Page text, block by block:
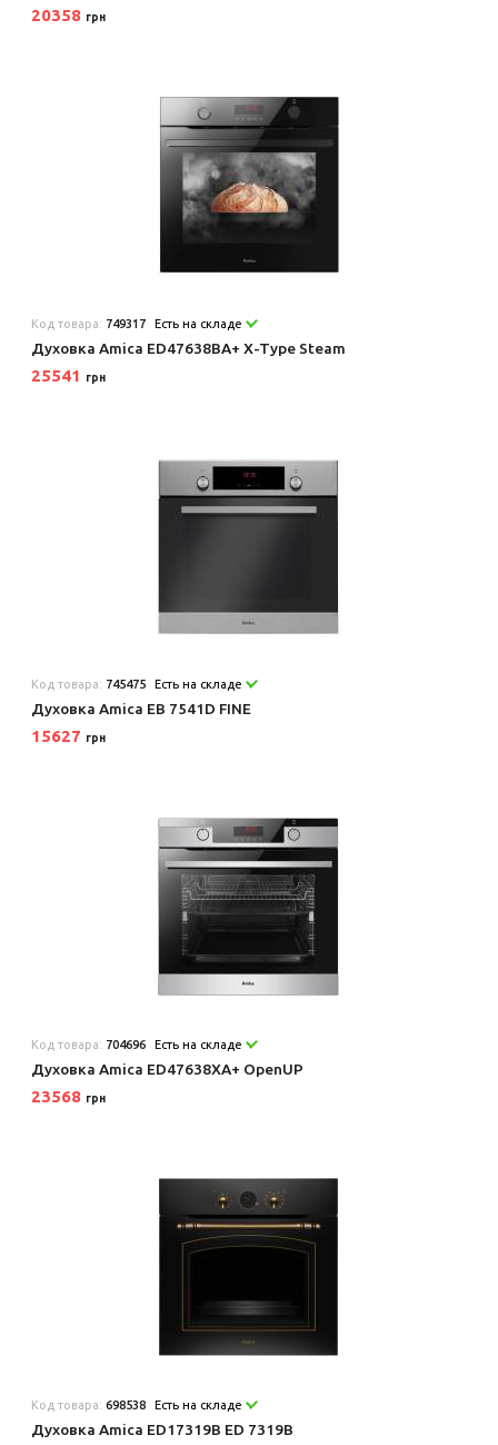
20358 грн
Код товара: 749317 Есть на складе
Духовка Amica ED47638BA+ X-Type Steam
25541 грн
Код товара: 745475 Есть на складе
Духовка Amica EB 7541D FINE
15627 грн
Код товара: 704696 Есть на складе
Духовка Amica ED47638XA+ OpenUP
23568 грн
Код товара:698538 Есть на складе
Духовка Amica ED17319B ED 7319B